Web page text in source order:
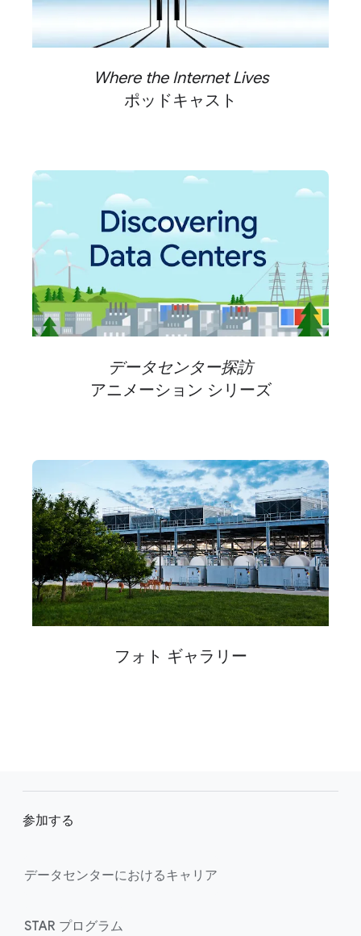
Where the Internet Lives
ポッドキャスト
データセンター探訪
アニメーション シリーズ
フォト ギャラリー
参加する
データセンターに​おける​キャリア
STAR プログラム